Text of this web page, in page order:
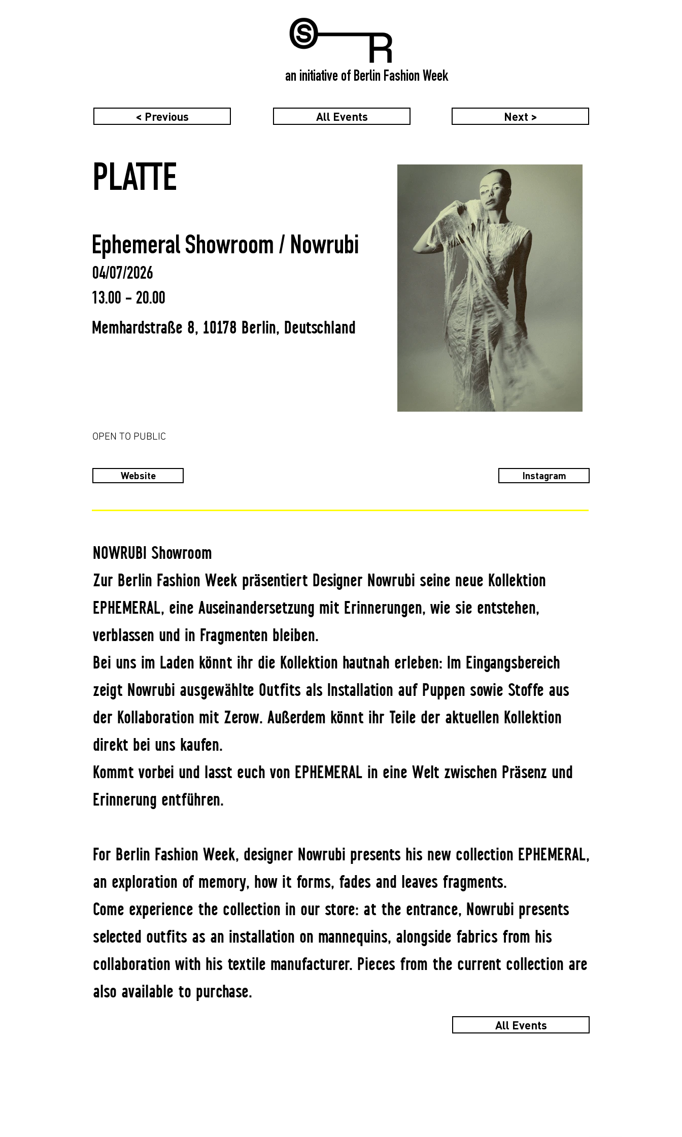
an initiative of Berlin Fashion Week
< Previous All Events Next >
PLATTE
Ephemeral Showroom / Nowrubi
04/07/2026
13.00 - 20.00
Memhardstraße 8, 10178 Berlin, Deutschland
OPEN TO PUBLIC
Website Instagram
NOWRUBI Showroom
Zur Berlin Fashion Week präsentiert Designer Nowrubi seine neue Kollektion
EPHEMERAL, eine Auseinandersetzung mit Erinnerungen, wie sie entstehen,
verblassen und in Fragmenten bleiben.
Bei uns im Laden könnt ihr die Kollektion hautnah erleben: Im Eingangsbereich
zeigt Nowrubi ausgewählte Outfits als Installation auf Puppen sowie Stoffe aus
der Kollaboration mit Zerow. Außerdem könnt ihr Teile der aktuellen Kollektion
direkt bei uns kaufen.
Kommt vorbei und lasst euch von EPHEMERAL in eine Welt zwischen Präsenz und
Erinnerung entführen.
For Berlin Fashion Week, designer Nowrubi presents his new collection EPHEMERAL,
an exploration of memory, how it forms, fades and leaves fragments.
Come experience the collection in our store: at the entrance, Nowrubi presents
selected outfits as an installation on mannequins, alongside fabrics from his
collaboration with his textile manufacturer. Pieces from the current collection are
also available to purchase.
All Events